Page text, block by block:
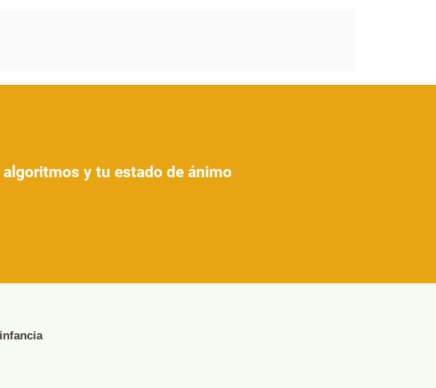
y tu estado de ánimo